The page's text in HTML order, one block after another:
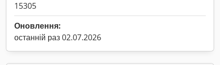
15305
Оновлення:
останній раз 02.07.2026